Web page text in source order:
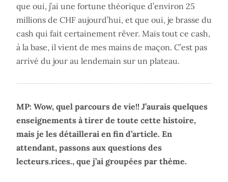
que oui, j’ai une fortune théorique d’environ 25
millions de CHF aujourd’hui, et que oui, je brasse du
cash qui fait certainement rêver. Mais tout ce cash,
à la base, il vient de mes mains de maçon. C’est pas
arrivé du jour au lendemain sur un plateau.
MP: Wow, quel parcours de vie!! J’aurais quelques
enseignements à tirer de toute cette histoire,
mais je les détaillerai en fin d’article. En
attendant, passons aux questions des
lecteurs.rices., que j’ai groupées par thème.